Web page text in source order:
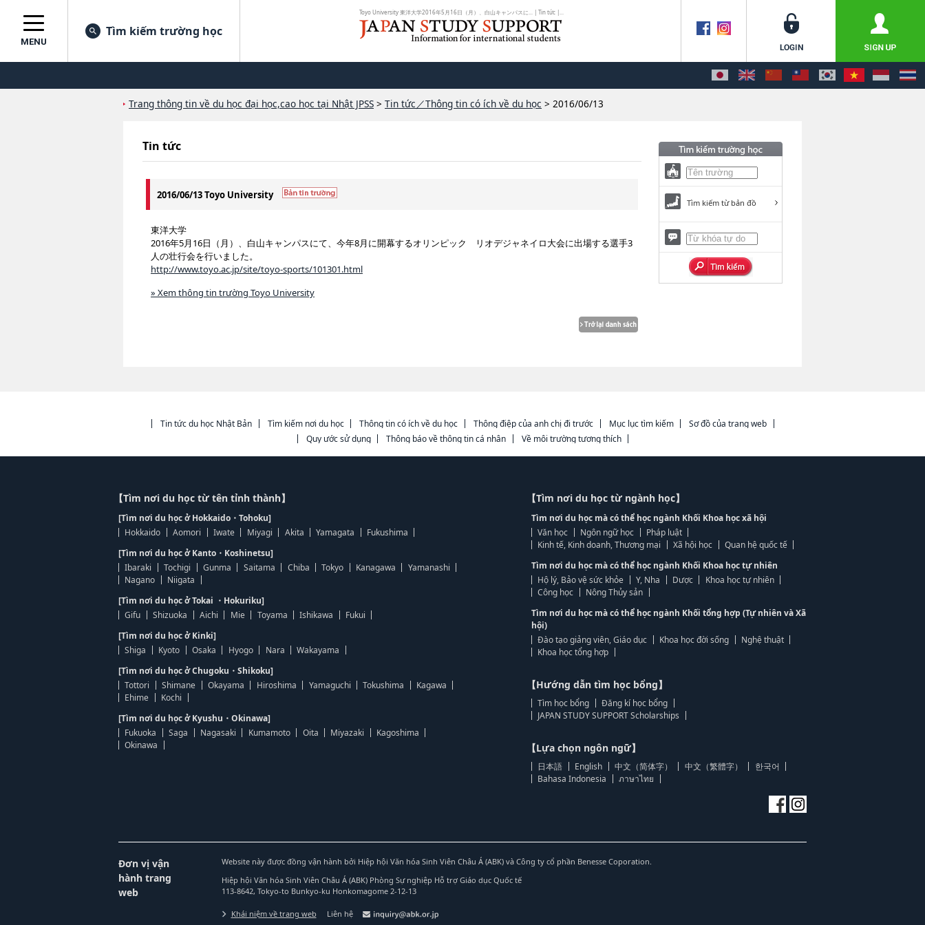
Toyo University 東洋大学2016年5月16日（月）、白山キャンパスに... | Tin tức |...
MENU
Tìm kiếm trường học
Trang thông tin về du học đại học,cao học tại Nhật JPSS > Tin tức／Thông tin có ích về du học > 2016/06/13
Tin tức
2016/06/13 Toyo University
東洋大学
2016年5月16日（月）、白山キャンパスにて、今年8月に開幕するオリンピック リオデジャネイロ大会に出場する選手3
人の壮行会を行いました。
http://www.toyo.ac.jp/site/toyo-sports/101301.html
» Xem thông tin trường Toyo University
Tìm kiếm từ bản đồ
Tin tức du học Nhật Bản Tìm kiếm nơi du học Thông tin có ích về du học Thông điệp của anh chị đi trước Mục lục tìm kiếm
Sơ đồ của trang web
Quy ước sử dụng
Thông báo về thông tin cá nhân Về môi trường tương thích
【Tìm nơi du học từ tên tỉnh thành】
[Tìm nơi du học ở Hokkaido・Tohoku]
Hokkaido
Aomori Iwate Miyagi Akita Yamagata
Fukushima
[Tìm nơi du học ở Kanto・Koshinetsu]
Ibaraki
Tochigi Gunma Saitama Chiba Tokyo Kanagawa
Yamanashi
Nagano
Niigata
[Tìm nơi du học ở Tokai ・Hokuriku]
Gifu
Shizuoka Aichi Mie Toyama Ishikawa
Fukui
[Tìm nơi du học ở Kinki]
Shiga
Kyoto Osaka Hyogo Nara
Wakayama
[Tìm nơi du học ở Chugoku・Shikoku]
Tottori
Shimane Okayama Hiroshima Yamaguchi Tokushima
Kagawa
Ehime
Kochi
[Tìm nơi du học ở Kyushu・Okinawa]
Fukuoka
Saga Nagasaki Kumamoto Oita Miyazaki
Kagoshima
Okinawa
【Tìm nơi du học từ ngành học】
Tìm nơi du học mà có thể học ngành Khối Khoa học xã hội
Văn học
Ngôn ngữ học
Pháp luật
Kinh tế, Kinh doanh, Thương mại
Xã hội học
Quan hệ quốc tế
Tìm nơi du học mà có thể học ngành Khối Khoa học tự nhiên
Hộ lý, Bảo vệ sức khỏe
Y, Nha Dược
Khoa học tự nhiên
Công học
Nông Thủy sản
Tìm nơi du học mà có thể học ngành Khối tổng hợp (Tự nhiên và Xã
hội)
Đào tạo giảng viên, Giáo dục
Khoa học đời sống
Nghệ thuật
Khoa học tổng hợp
【Hướng dẫn tìm học bổng】
Tìm học bổng
Đăng kí học bổng
JAPAN STUDY SUPPORT Scholarships
【Lựa chọn ngôn ngữ】
日本語 English 中文（简体字） 中文（繁體字）
한국어
Bahasa Indonesia
ภาษาไทย
Đơn vị vận
hành trang
web
Website này được đồng vận hành bởi Hiệp hội Văn hóa Sinh Viên Châu Á (ABK) và Công ty cổ phần Benesse Coporation.
Hiệp hội Văn hóa Sinh Viên Châu Á (ABK) Phòng Sự nghiệp Hỗ trợ Giáo dục Quốc tế
113-8642, Tokyo-to Bunkyo-ku Honkomagome 2-12-13
Khái niệm về trang web Liên hệ